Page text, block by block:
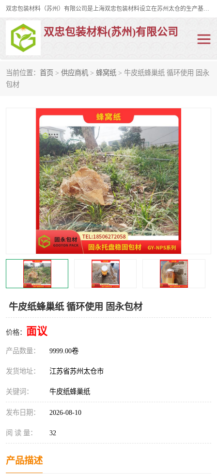
双忠包装材料（苏州）有限公司是上海双忠包装材料设立在苏州太仓的生产基地，占地约2万平米，产品主要有打孔缠绕膜，拉伸蜂窝纸，集装箱充气袋，滑托板，打包带，裹包网兜，防滑纸等箱体和托盘的运输和保护性包材。固永包材®，GooYon Pack®，是我们保护性包装材料的专属品牌。
双忠包装材料(苏州)有限公司
当前位置： 首页 > 供应商机 > 蜂窝纸 > 牛皮纸蜂巢纸 循环使用 固永
包材
牛皮纸蜂巢纸 循环使用 固永包材
价格： 面议
产品数量： 9999.00卷
发货地址： 江苏省苏州太仓市
关键词： 牛皮纸蜂巢纸
发布日期： 2026-08-10
阅 读 量： 32
产品描述
打孔缠绕膜
裹包网兜 纤维打包带
充气袋
缠绕膜
托盘裹包网兜
托盘捆绑带